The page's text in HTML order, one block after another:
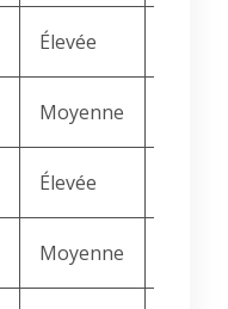
Élevée
Moyenne
Élevée
Moyenne